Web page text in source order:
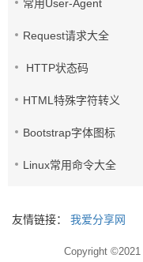
常用User-Agent
Request请求大全
HTTP状态码
HTML特殊字符转义
Bootstrap字体图标
Linux常用命令大全
友情链接： 我爱分享网
Copyright ©2021